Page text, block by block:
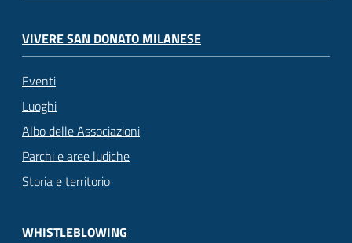
VIVERE SAN DONATO MILANESE
Eventi
Luoghi
Albo delle Associazioni
Parchi e aree ludiche
Storia e territorio
WHISTLEBLOWING